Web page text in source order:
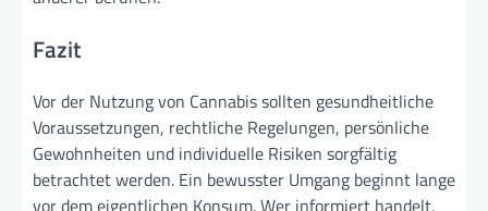
Fazit
Vor der Nutzung von Cannabis sollten gesundheitliche
Voraussetzungen, rechtliche Regelungen, persönliche
Gewohnheiten und individuelle Risiken sorgfältig
betrachtet werden. Ein bewusster Umgang beginnt lange